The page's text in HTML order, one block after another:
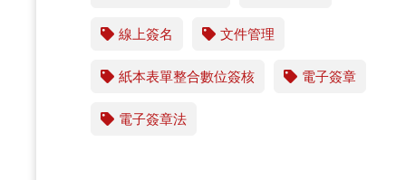
線上簽名 文件管理
紙本表單整合數位簽核 電子簽章
電子簽章法